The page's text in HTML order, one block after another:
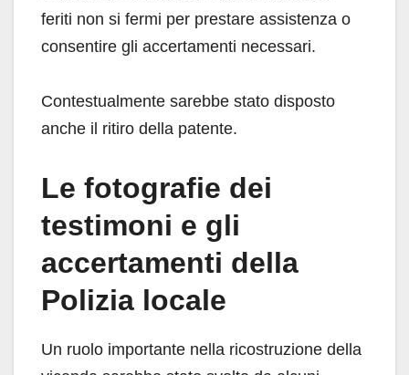
feriti non si fermi per prestare assistenza o
consentire gli accertamenti necessari.
Contestualmente sarebbe stato disposto
anche il ritiro della patente.
Le fotografie dei
testimoni e gli
accertamenti della
Polizia locale
Un ruolo importante nella ricostruzione della